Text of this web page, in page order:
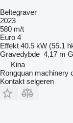
Beltegraver
2023
580 m/t
Euro 4
Effekt 40.5 kW (55.1
Gravedybde 4,17 m
Kina
Rongquan machinery
Kontakt selgeren